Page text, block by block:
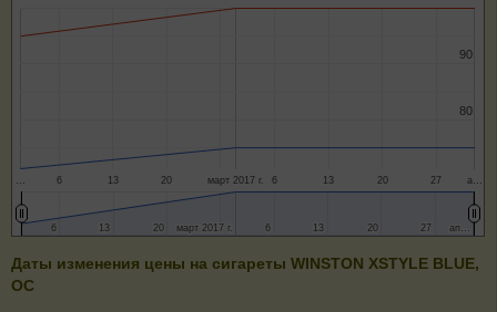
… март 2017 г. а…
6 13 20 6 13 20 27
80
80
90
90
март 2017 г.
март 2017 г. ап…
ап…
6
6 13
13 20
20 6
6 13
13 20
20 27
27
Даты изменения цены на сигареты WINSTON XSTYLE BLUE,
OC